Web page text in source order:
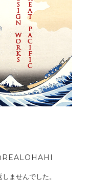
ませんでした。